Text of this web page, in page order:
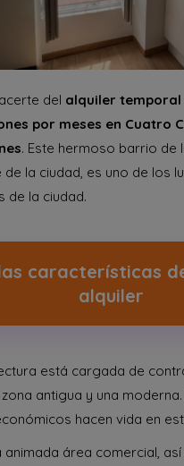
del alquiler temporal
por meses en Cuatro
. Este hermoso barrio de
la ciudad, es uno de los
de la ciudad.
características
alquiler
está cargada de
antigua y una
hacen vida en
animada área comercial,